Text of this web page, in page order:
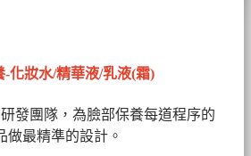
-化妝水/精華液/乳液(霜)
發團隊，為臉部保養每道程序的
做最精準的設計。